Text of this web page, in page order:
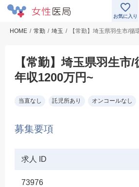
お気に入り
HOME 常勤 埼玉 【常勤】埼玉県羽生市/
【常勤】埼玉県羽生市
年収1200万円~
当直なし 託児所あり オンコールなし
募集要項
求人 ID
73976